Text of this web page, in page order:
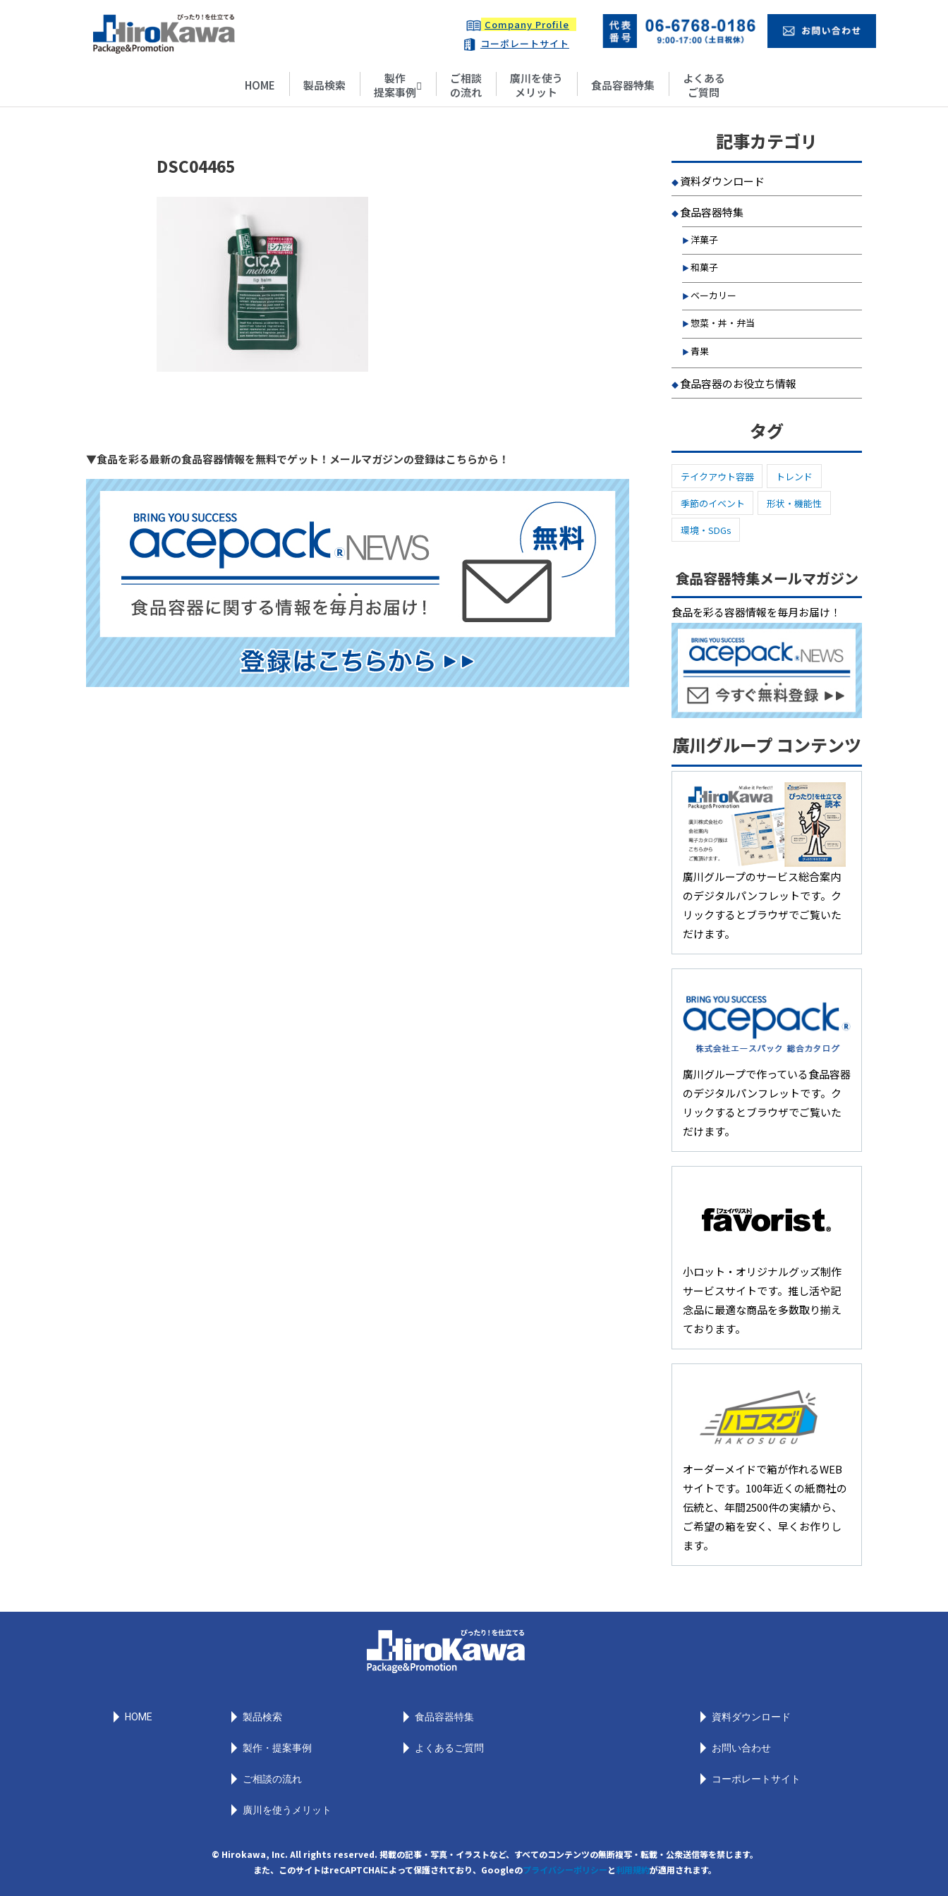
Company Profile
コーポレートサイト
HOME 製品検索
製作
提案事例
ご相談
の流れ
廣川を使う
メリット
食品容器特集
よくある
ご質問
DSC04465
▼食品を彩る最新の食品容器情報を無料でゲット！メールマガジンの登録はこちらから！
記事カテゴリ
資料ダウンロード
食品容器特集
洋菓子
和菓子
ベーカリー
惣菜・丼・弁当
青果
食品容器のお役立ち情報
タグ
テイクアウト容器
トレンド
季節のイベント
形状・機能性
環境・SDGs
食品容器特集メールマガジン
食品を彩る容器情報を毎月お届け！
廣川グループ コンテンツ
廣川グループのサービス総合案内
のデジタルパンフレットです。ク
リックするとブラウザでご覧いた
だけます。
廣川グループで作っている食品容器
のデジタルパンフレットです。ク
リックするとブラウザでご覧いた
だけます。
小ロット・オリジナルグッズ制作
サービスサイトです。推し活や記
念品に最適な商品を多数取り揃え
ております。
オーダーメイドで箱が作れるWEB
サイトです。100年近くの紙商社の
伝統と、年間2500件の実績から、
ご希望の箱を安く、早くお作りし
ます。
HOME 製品検索
製作・提案事例
ご相談の流れ
廣川を使うメリット
食品容器特集
よくあるご質問
資料ダウンロード
お問い合わせ
コーポレートサイト
© Hirokawa, Inc. All rights reserved. 掲載の記事・写真・イラストなど、すべてのコンテンツの無断複写・転載・公衆送信等を禁じます。
また、このサイトはreCAPTCHAによって保護されており、Googleのプライバシーポリシーと利用規約が適用されます。